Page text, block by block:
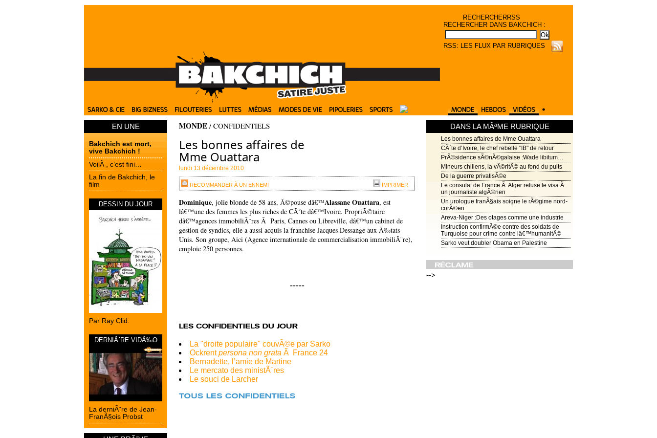
RECHERCHERRSS
RECHERCHER DANS BAKCHICH :
RSS: LES FLUX PAR RUBRIQUES
EN UNE
Bakchich est mort,
vive Bakchich !
VoilÃ , c’est fini…
La fin de Bakchich, le
film
DESSIN DU JOUR
Par Ray Clid.
DERNIÃˆRE VIDÃ‰O
La derniÃ¨re de Jean-
FranÃ§ois Probst
DANS LA MÃªME RUBRIQUE
Les bonnes affaires de Mme Ouattara
CÃ´te d’Ivoire, le chef rebelle "IB" de retour
PrÃ©sidence sÃ©nÃ©galaise :Wade libitum…
Mineurs chiliens, la vÃ©ritÃ© au fond du puits
De la guerre privatisÃ©e
Le consulat de France Ã Alger refuse le visa Ã
un journaliste algÃ©rien
Un urologue franÃ§ais soigne le rÃ©gime nord-
corÃ©en
Areva-Niger :Des otages comme une industrie
Instruction confirmÃ©e contre des soldats de
Turquoise pour crime contre lâ€™humanitÃ©
Sarko veut doubler Obama en Palestine
-->
MONDE / CONFIDENTIELS
Les bonnes affaires de
Mme Ouattara
lundi 13 décembre 2010
IMPRIMER
RECOMMANDER À UN ENNEMI
Dominique, jolie blonde de 58 ans, Ã©pouse dâ€™Alassane Ouattara, est
lâ€™une des femmes les plus riches de CÃ´te dâ€™Ivoire. PropriÃ©taire
dâ€™agences immobiliÃ¨res Ã Paris, Cannes ou Libreville, dâ€™un cabinet de
gestion de syndics, elle a aussi acquis la franchise Jacques Dessange aux Ã‰tats-
Unis. Son groupe, Aici (Agence internationale de commercialisation immobiliÃ¨re),
emploie 250 personnes.
-----
La "droite populaire" couvÃ©e par Sarko
Ockrentpersona non grata Ã France 24
Bernadette, l’amie de Martine
Le mercato des ministÃ¨res
Le souci de Larcher